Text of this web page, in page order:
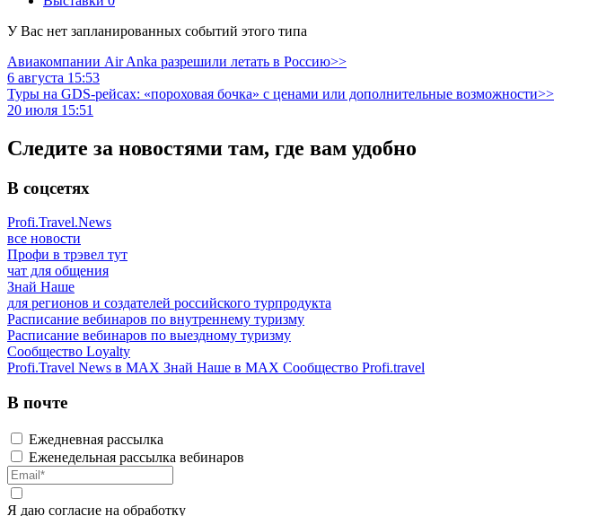
У Вас нет запланированных событий этого типа
Авиакомпании Air Anka разрешили летать в Россию>>
6 августа 15:53
Туры на GDS-рейсах: «пороховая бочка» с ценами или дополнительные возможности>>
20 июля 15:51
Следите за новостями там, где вам удобно
В соцсетях
Profi.Travel.News
все новости
Профи в трэвел тут
чат для общения
Знай Наше
для регионов и создателей российского турпродукта
Расписание вебинаров по внутреннему туризму
Расписание вебинаров по выездному туризму
Сообщество Loyalty
Profi.Travel News в MAX Знай Наше в MAX Сообщество Profi.travel
В почте
Ежедневная рассылка
Еженедельная рассылка вебинаров
Я даю согласие на обработку